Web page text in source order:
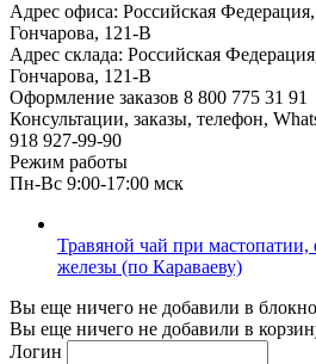
Адрес офиса: Российская
Гончарова, 121-В
Адрес склада: Российская
Гончарова, 121-В
Оформление заказов 8 800 775 31 91
Консультации, заказы, телефон,
918 927-99-90
Режим работы
Пн-Вс 9:00-17:00 мск
Травяной чай при
железы (по Караваеву)
Вы еще ничего не добавили в
Вы еще ничего не добавили в
Логин